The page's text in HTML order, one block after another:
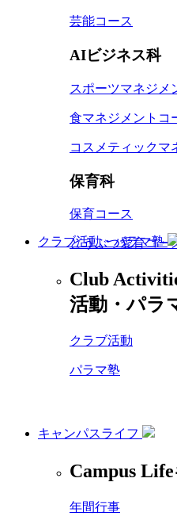
芸能コース
AIビジネス科
スポーツマネジメ
食マネジメントコ
コスメティックマ
保育科
保育コース
どうぶつ愛育コー
クラブ活動・パラマ塾
Club
活動・パラ
クラブ活動
パラマ塾
キャンパスライフ
Campus Life
年間行事